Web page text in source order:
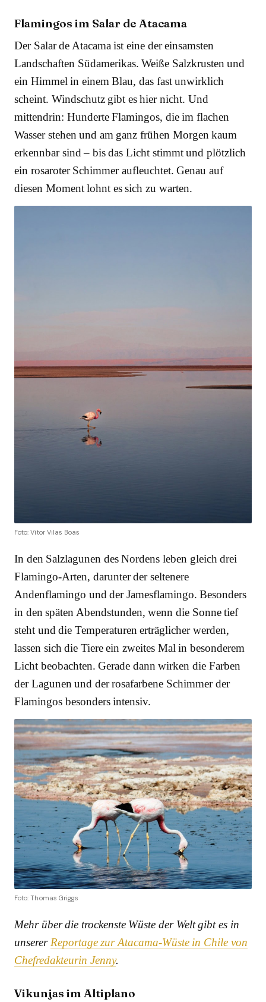
Flamingos im Salar de Atacama
Der Salar de Atacama ist eine der einsamsten
Landschaften Südamerikas. Weiße Salzkrusten und
ein Himmel in einem Blau, das fast unwirklich
scheint. Windschutz gibt es hier nicht. Und
mittendrin: Hunderte Flamingos, die im flachen
Wasser stehen und am ganz frühen Morgen kaum
erkennbar sind – bis das Licht stimmt und plötzlich
ein rosaroter Schimmer aufleuchtet. Genau auf
diesen Moment lohnt es sich zu warten.
Foto: Vitor Vilas Boas
In den Salzlagunen des Nordens leben gleich drei
Flamingo-Arten, darunter der seltenere
Andenflamingo und der Jamesflamingo. Besonders
in den späten Abendstunden, wenn die Sonne tief
steht und die Temperaturen erträglicher werden,
lassen sich die Tiere ein zweites Mal in besonderem
Licht beobachten. Gerade dann wirken die Farben
der Lagunen und der rosafarbene Schimmer der
Flamingos besonders intensiv.
Foto: Thomas Griggs
Mehr über die trockenste Wüste der Welt gibt es in
unserer Reportage zur Atacama-Wüste in Chile von
Chefredakteurin Jenny.
Vikunjas im Altiplano